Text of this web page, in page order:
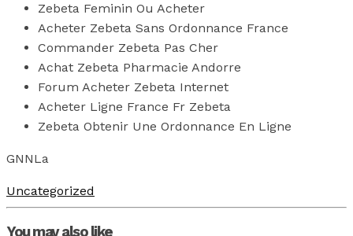
Zebeta Feminin Ou Acheter
Acheter Zebeta Sans Ordonnance France
Commander Zebeta Pas Cher
Achat Zebeta Pharmacie Andorre
Forum Acheter Zebeta Internet
Acheter Ligne France Fr Zebeta
Zebeta Obtenir Une Ordonnance En Ligne
GNNLa
Uncategorized
You may also like